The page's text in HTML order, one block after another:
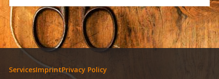
ServicesImprintPrivacy Policy